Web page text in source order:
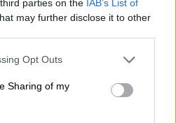
parties on the IAB’s List of
may further disclose it to other
app uses one or more Google
behaviour. You may click to
and its third-party tags to
purposes in below Google
Opt Outs
Sharing of my
,δεν πιέστηκαν οι
να διαθέσουν τα
κορονοϊό
. Πολλοί εξ
όπως αντίστοιχα και